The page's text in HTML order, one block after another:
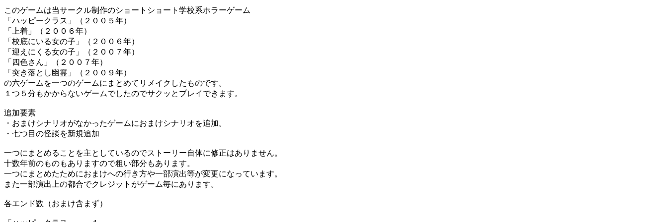
このゲームは当サークル制作のショートショート学校系ホラーゲーム
「ハッピークラス」（２００５年）
「上着」（２００６年）
「校底にいる女の子」（２００６年）
「迎えにくる女の子」（２００７年）
「四色さん」（２００７年）
「突き落とし幽霊」（２００９年）
の六ゲームを一つのゲームにまとめてリメイクしたものです。
１つ５分もかからないゲームでしたのでサクッとプレイできます。
追加要素
・おまけシナリオがなかったゲームにおまけシナリオを追加。
・七つ目の怪談を新規追加
一つにまとめることを主としているのでストーリー自体に修正はありません。
十数年前のものもありますので粗い部分もあります。
一つにまとめたためにおまけへの行き方や一部演出等が変更になっています。
また一部演出上の都合でクレジットがゲーム毎にあります。
各エンド数（おまけ含まず）